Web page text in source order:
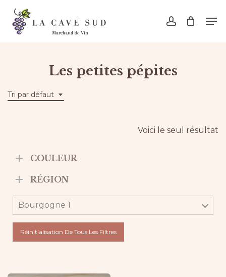
Skip
main
account
Les petites pépites
Tri par défaut
Voici le seul résultat
COULEUR
RÉGION
Bourgogne 1
Réinitialisation De Tous Les Filtres